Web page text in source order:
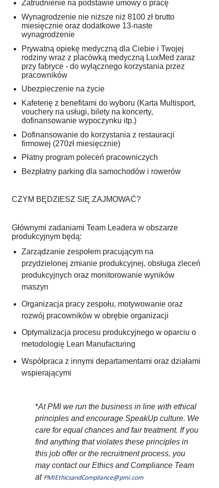
Zatrudnienie na podstawie umowy o pracę
Wynagrodzenie nie niższe niż 8100 zł brutto
miesięcznie oraz dodatkowe 13-naste
wynagrodzenie
Prywatną opiekę medyczną dla Ciebie i Twojej
rodziny wraz z placówką medyczną LuxMed zaraz
przy fabryce - do wyłącznego korzystania przez
pracowników
Ubezpieczenie na życie
Kafeterię z benefitami do wyboru (Karta Multisport,
vouchery na usługi, bilety na koncerty,
dofinansowanie wypoczynku itp.)
Dofinansowanie do korzystania z restauracji
firmowej (270zł miesięcznie)
Płatny program poleceń pracowniczych
Bezpłatny parking dla samochodów i rowerów
CZYM BĘDZIESZ SIĘ ZAJMOWAĆ?
Głównymi zadaniami Team Leadera w obszarze
produkcyjnym będą:
Zarządzanie zespołem pracującym na
przydzielonej zmianie produkcyjnej, obsługa zleceń
produkcyjnych oraz monitorowanie wyników
maszyn
Organizacja pracy zespołu, motywowanie oraz
rozwój pracowników w obrębie organizacji
Optymalizacja procesu produkcyjnego w oparciu o
metodologię Lean Manufacturing
Współpraca z innymi departamentami oraz działami
wspierającymi
*At PMI we run the business in line with ethical
principles and encourage SpeakUp culture. We
care for equal chances and fair treatment. If you
find anything that violates these principles in
this job offer or the recruitment process, you
may contact our Ethics and Compliance Team
at PMIEthicsandCompliance@pmi.com